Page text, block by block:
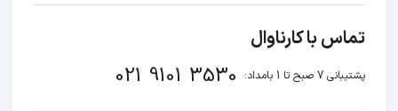
تماس با کارناوال
پشتیبانی 7 صبح تا 1 بامداد: 021 9101 3530